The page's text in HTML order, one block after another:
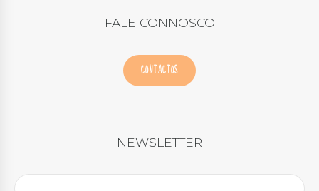
FALE CONNOSCO
CONTACTOS
NEWSLETTER